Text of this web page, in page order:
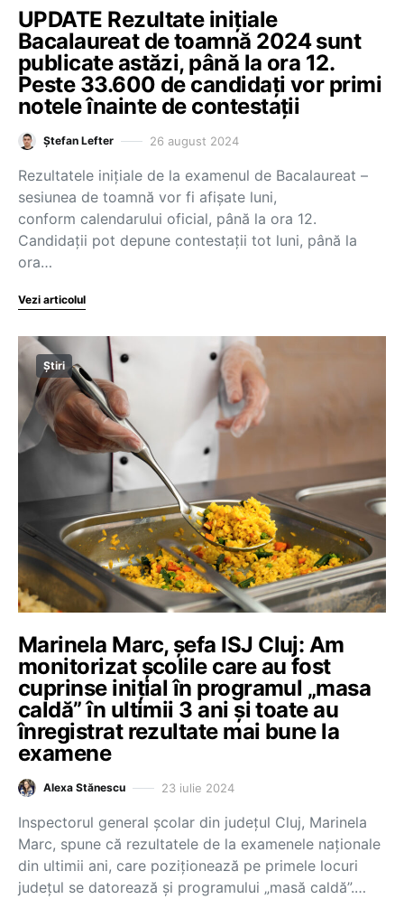
UPDATE Rezultate inițiale
Bacalaureat de toamnă 2024 sunt
publicate astăzi, până la ora 12.
Peste 33.600 de candidați vor primi
notele înainte de contestații
Ștefan Lefter 26 august 2024
Rezultatele inițiale de la examenul de Bacalaureat –
sesiunea de toamnă vor fi afișate luni,
conform calendarului oficial, până la ora 12.
Candidații pot depune contestații tot luni, până la
ora…
Vezi articolul
Știri
Marinela Marc, șefa ISJ Cluj: Am
monitorizat școlile care au fost
cuprinse inițial în programul „masa
caldă” în ultimii 3 ani și toate au
înregistrat rezultate mai bune la
examene
Alexa Stănescu 23 iulie 2024
Inspectorul general școlar din județul Cluj, Marinela
Marc, spune că rezultatele de la examenele naționale
din ultimii ani, care poziționează pe primele locuri
județul se datorează și programului „masă caldă”.…